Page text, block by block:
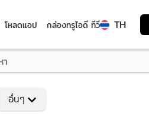
โหลดแอป กล่องทรูไอดี ทีวี TH
อื่นๆ